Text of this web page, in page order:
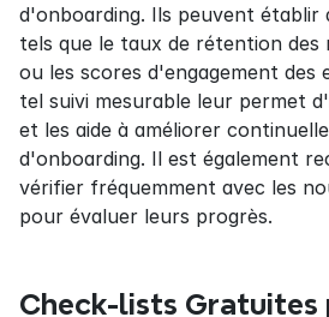
d'onboarding. Ils peuvent établir
tels que le taux de rétention des
ou les scores d'engagement des
tel suivi mesurable leur permet
et les aide à améliorer
d'onboarding. Il est également
vérifier fréquemment avec les
pour évaluer leurs progrès.
Check-lists Gratuites